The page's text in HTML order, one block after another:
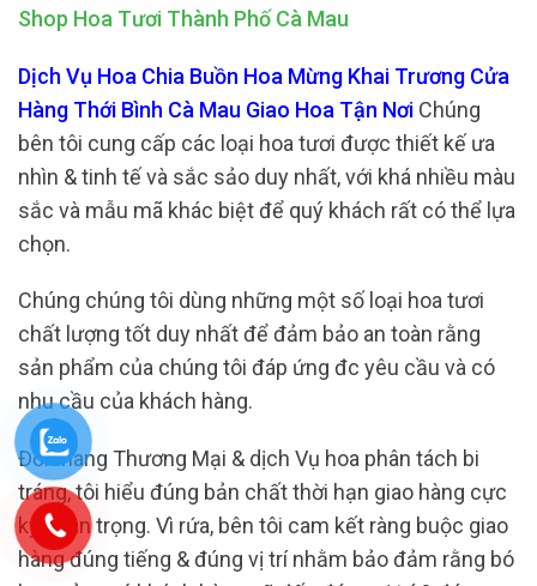
Shop Hoa Tươi Thành Phố Cà Mau
Dịch Vụ Hoa Chia Buồn Hoa Mừng Khai Trương Cửa
Hàng Thới Bình Cà Mau Giao Hoa Tận Nơi Chúng
bên tôi cung cấp các loại hoa tươi được thiết kế ưa
nhìn & tinh tế và sắc sảo duy nhất, với khá nhiều màu
sắc và mẫu mã khác biệt để quý khách rất có thể lựa
chọn.
Chúng chúng tôi dùng những một số loại hoa tươi
chất lượng tốt duy nhất để đảm bảo an toàn rằng
sản phẩm của chúng tôi đáp ứng đc yêu cầu và có
nhu cầu của khách hàng.
Đối mang Thương Mại & dịch Vụ hoa phân tách bi
tráng, tôi hiểu đúng bản chất thời hạn giao hàng cực
kỳ quan trọng. Vì rứa, bên tôi cam kết ràng buộc giao
hàng đúng tiếng & đúng vị trí nhằm bảo đảm rằng bó